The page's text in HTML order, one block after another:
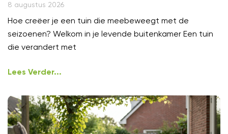
8 augustus 2026
Hoe creëer je een tuin die meebeweegt met de
seizoenen? Welkom in je levende buitenkamer Een tuin
die verandert met
Lees Verder...